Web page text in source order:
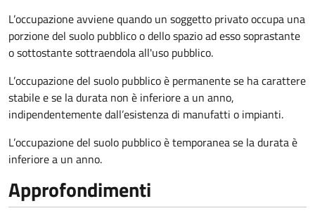
L’occupazione avviene quando un soggetto privato occupa una
porzione del suolo pubblico o dello spazio ad esso soprastante
o sottostante sottraendola all'uso pubblico.
L’occupazione del suolo pubblico è permanente se ha carattere
stabile e se la durata non è inferiore a un anno,
indipendentemente dall’esistenza di manufatti o impianti.
L’occupazione del suolo pubblico è temporanea se la durata è
inferiore a un anno.
Approfondimenti